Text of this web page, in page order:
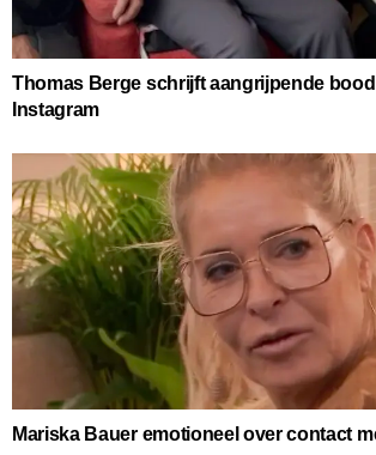
Thomas Berge schrijft aangrijpende
Instagram
Mariska Bauer emotioneel over contact